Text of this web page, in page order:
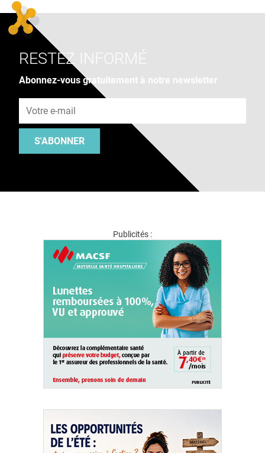
RESTEZ INFORMÉ
Abonnez-vous gratuitement à notre newsletter
S'ABONNER
Publicités :